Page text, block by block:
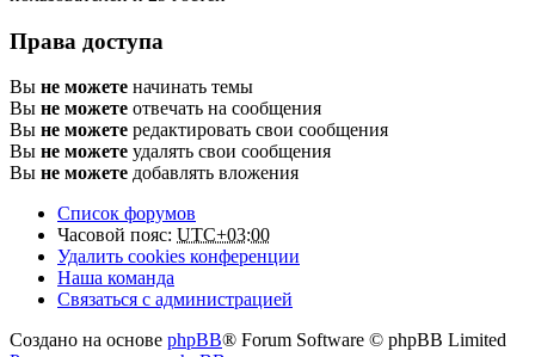
Права доступа
Вы не можете начинать темы
Вы не можете отвечать на сообщения
Вы не можете редактировать свои сообщения
Вы не можете удалять свои сообщения
Вы не можете добавлять вложения
Список форумов
Часовой пояс: UTC+03:00
Удалить cookies конференции
Наша команда
Связаться с администрацией
Создано на основе phpBB® Forum Software © phpBB Limited